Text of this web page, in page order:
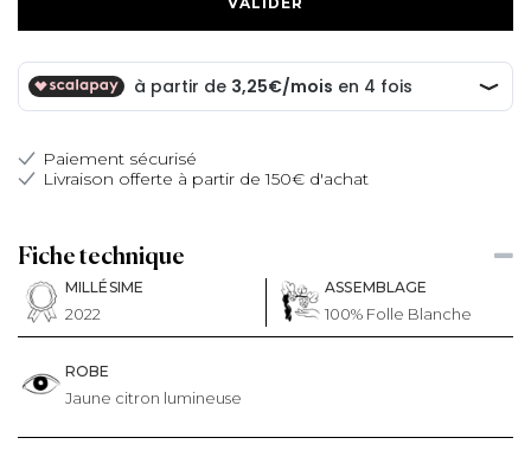
Paiement sécurisé
Livraison offerte à partir de 150€ d'achat
Fiche technique
MILLÉSIME
2022
ASSEMBLAGE
100% Folle Blanche
ROBE
Jaune citron lumineuse